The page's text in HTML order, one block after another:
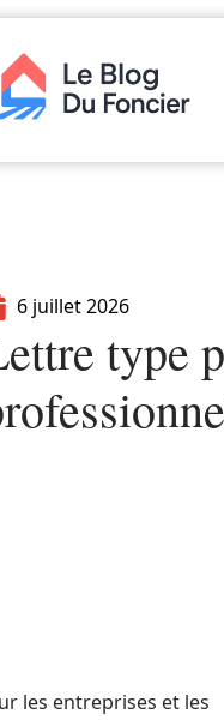
6 juillet 2026
type
les entreprises et les